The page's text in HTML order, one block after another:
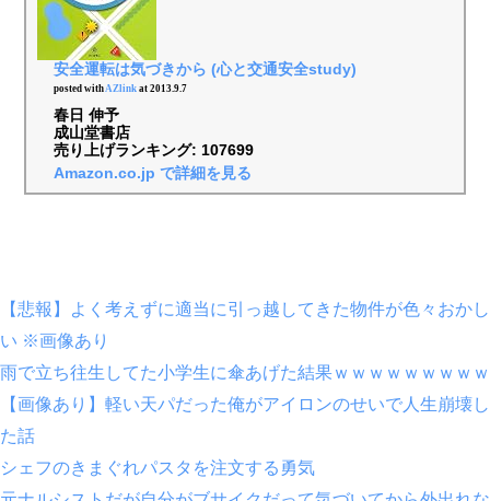
安全運転は気づきから (心と交通安全study)
posted withAZlink at 2013.9.7
春日 伸予
成山堂書店
売り上げランキング: 107699
Amazon.co.jp で詳細を見る
【悲報】よく考えずに適当に引っ越してきた物件が色々おかし
い ※画像あり
雨で立ち往生してた小学生に傘あげた結果ｗｗｗｗｗｗｗｗｗ
【画像あり】軽い天パだった俺がアイロンのせいで人生崩壊し
た話
シェフのきまぐれパスタを注文する勇気